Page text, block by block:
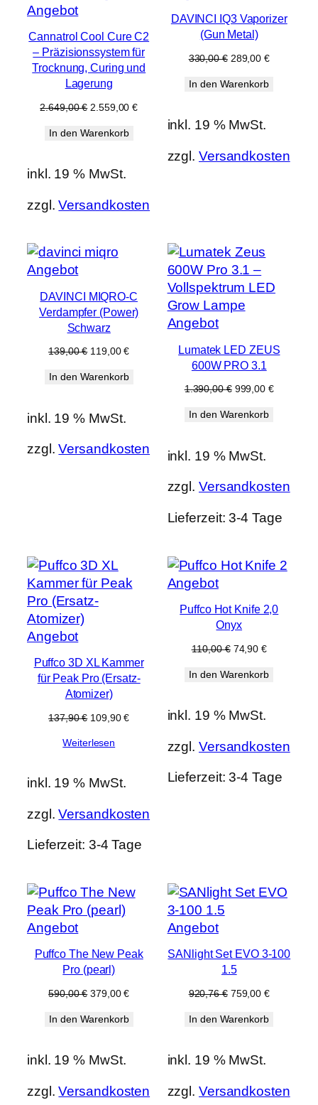
AngebotProdukt
Angebot
Cannatrol Cool Cure C2
– Präzisionssystem für
Trocknung, Curing und
Lagerung
2.649,00€ Ursprünglicher
war:
2.559,00€Aktueller
In den Warenkorb
inkl. 19 % MwSt.
zzgl.Versandkosten
Angebot
DAVINCI IQ3 Vaporizer
(Gun Metal)
330,00€ Ursprünglicher
war:
289,00€Aktueller
ist:
In den Warenkorb
inkl. 19 % MwSt.
zzgl. Versandkosten
AngebotProdukt
Angebot
DAVINCI MIQRO-C
Verdampfer (Power)
Schwarz
139,00€ Ursprünglicher
war:
119,00€Aktueller
ist:
In den Warenkorb
inkl. 19 % MwSt.
zzgl.Versandkosten
AngebotProdukt
Angebot
Lumatek LED ZEUS
600W PRO 3.1
1.390,00€ Ursprünglicher
war:
999,00 €Aktueller
In den Warenkorb
inkl. 19 % MwSt.
zzgl. Versandkosten
Lieferzeit:3-4 Tage
AngebotProdukt
Angebot
Puffco 3D XL Kammer
für Peak Pro (Ersatz-
Atomizer)
137,90€ Ursprünglicher
war:
109,90€Aktueller
Weiterlesen
inkl. 19 % MwSt.
zzgl.Versandkosten
Lieferzeit: 3-4 Tage
AngebotProdukt
Angebot
Puffco Hot Knife 2,0
Onyx
110,00€ Ursprünglicher
war:
74,90€Aktueller
ist:
In den Warenkorb
inkl. 19 % MwSt.
zzgl. Versandkosten
Lieferzeit:3-4 Tage
AngebotProdukt
Angebot
Puffco The New Peak
Pro (pearl)
590,00€ Ursprünglicher
war:
379,00€Aktueller
ist:
In den Warenkorb
inkl. 19 % MwSt.
zzgl.Versandkosten
AngebotProdukt
Angebot
SANlight Set EVO 3-100
1.5
920,76€ Ursprünglicher
war:
759,00€Aktueller
ist:
In den Warenkorb
inkl. 19 % MwSt.
zzgl. Versandkosten